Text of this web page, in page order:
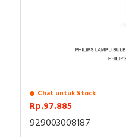
Chat untuk Stock
Rp.97.885
929003008187